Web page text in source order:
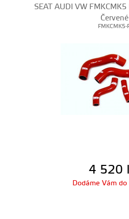
SEAT AUDI VW
Červené
FMKCMK5-
4 520
Dodáme Vám